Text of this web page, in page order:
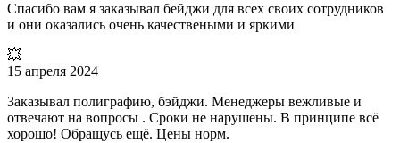
Спасибо вам я заказывал бейджи для всех своих сотрудников
и они оказались очень качествеными и яркими
💥
15 апреля 2024
Заказывал полиграфию, бэйджи. Менеджеры вежливые и
отвечают на вопросы . Сроки не нарушены. В принципе всё
хорошо! Обращусь ещё. Цены норм.